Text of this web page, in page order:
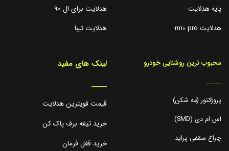
پایه هدلایت
هدلایت m10 pro
هدلایت برای ال 90
هدلایت تیبا
محبوب ترین روشنایی خودرو
_____
پروژکتور (مه شکن)
اس ام دی (SMD)
چراغ سقفی پراید
لینک های مفید
_____
قیمت قویترین هدلایت
خرید تیغه برف پاک کن
خرید قفل فرمان